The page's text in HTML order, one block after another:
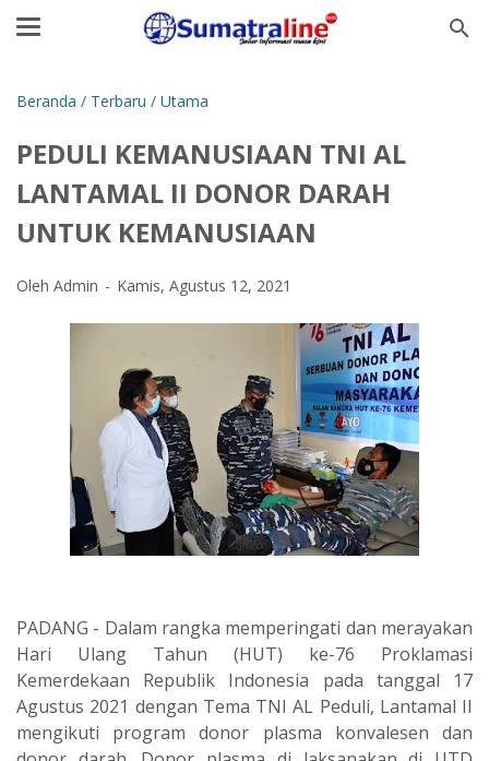
Beranda / Terbaru / Utama
PEDULI KEMANUSIAAN TNI AL
LANTAMAL II DONOR DARAH
UNTUK KEMANUSIAAN
Oleh Admin Kamis, Agustus 12, 2021
PADANG - Dalam rangka memperingati dan merayakan
Hari Ulang Tahun (HUT) ke-76 Proklamasi
Kemerdekaan Republik Indonesia pada tanggal 17
Agustus 2021 dengan Tema TNI AL Peduli, Lantamal II
mengikuti program donor plasma konvalesen dan